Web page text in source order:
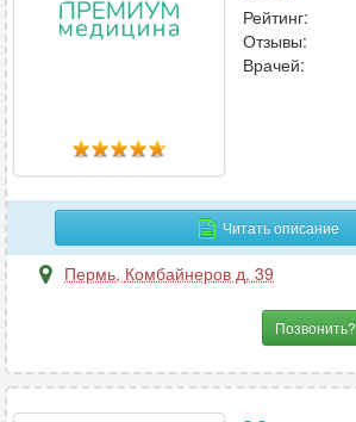
Рейтинг:
Отзывы:
Врачей:
Читать описание
Пермь, Комбайнеров д. 39
Позвонить?